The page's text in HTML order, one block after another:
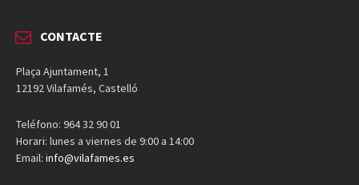
CONTACTE
Plaça Ajuntament, 1
12192 Vilafamés, Castelló
Teléfono: 964 32 90 01
Horari: lunes a viernes de 9:00 a 14:00
Email: info@vilafames.es